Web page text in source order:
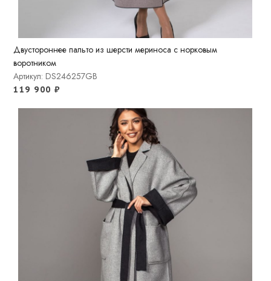
Двустороннее пальто из шерсти мериноса с норковым
воротником
Артикул: DS246257GB
119 900₽